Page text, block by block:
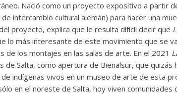
Nació como un proyecto expositivo a partir
intercambio cultural alemán) para hacer una
proyecto, explica que le resulta difícil decir que
lo más interesante de este movimiento que se
de los montajes en las salas de arte. En el 2021
de Salta, como apertura de Bienalsur, que quizás
indígenas vivos en un museo de arte de esta
en el noreste de Salta, hoy viven comunidades